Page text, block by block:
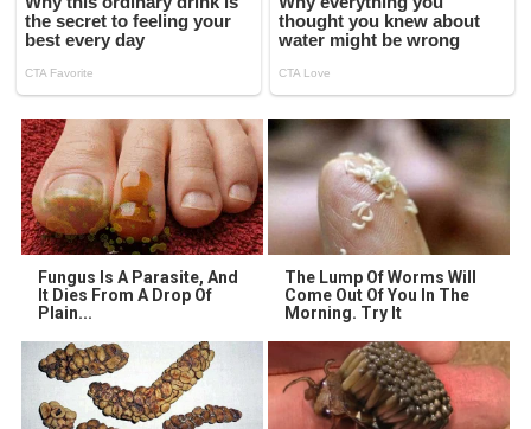
Fungus Is A Parasite, And
It Dies From A Drop Of
Plain...
The Lump Of Worms Will
Come Out Of You In The
Morning. Try It